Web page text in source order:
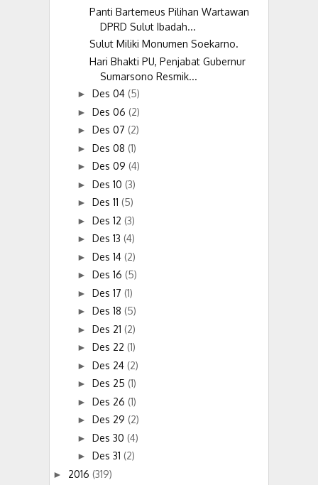
Panti Bartemeus Pilihan Wartawan
DPRD Sulut Ibadah...
Sulut Miliki Monumen Soekarno.
Hari Bhakti PU, Penjabat Gubernur
Sumarsono Resmik...
► Des 04 (5)
► Des 06 (2)
► Des 07 (2)
► Des 08 (1)
► Des 09 (4)
► Des 10 (3)
► Des 11 (5)
► Des 12 (3)
► Des 13 (4)
► Des 14 (2)
► Des 16 (5)
► Des 17 (1)
► Des 18 (5)
► Des 21 (2)
► Des 22 (1)
► Des 24 (2)
► Des 25 (1)
► Des 26 (1)
► Des 29 (2)
► Des 30 (4)
► Des 31 (2)
► 2016 (319)